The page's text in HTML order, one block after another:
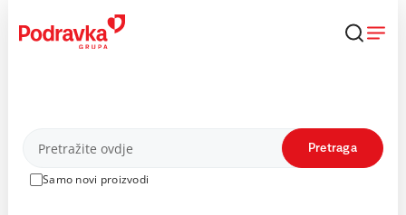
content
Proizvodi
Samo novi proizvodi
Pretraga